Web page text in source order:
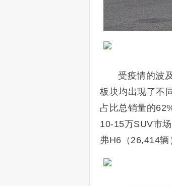
受疫情的波
板块均出现了不
占比总销量的
10-15万SUV市
弗H6（26,414辆